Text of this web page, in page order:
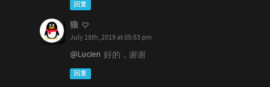
回复
狼
July 18th, 2019 at 05:53 pm
@Lucien 好的，谢谢
回复